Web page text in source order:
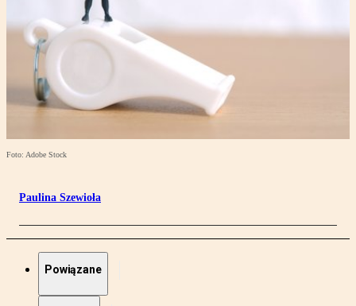
Foto: Adobe Stock
Paulina Szewioła
Powiązane